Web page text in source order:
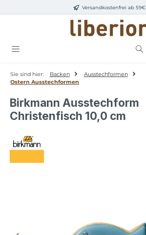
Zum Hauptinhalt springenVersandkostenfrei ab 59€
Sie sind hier: Backen
Ausstechformen
Ostern Ausstechformen
Birkmann Ausstechform
Christenfisch 10,0 cm